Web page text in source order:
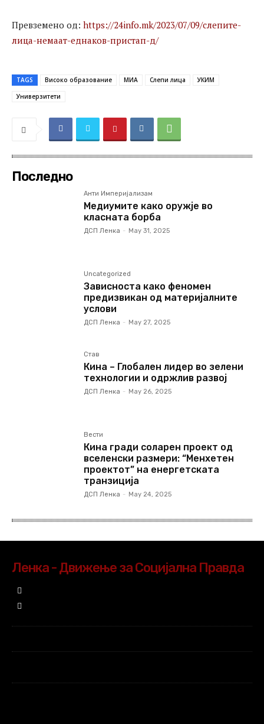
Превземено од: https://24info.mk/2023/07/09/слепите-
лица-немаат-еднаков-пристап-д/
TAGS Високо образование МИА Слепи лица
УКИМ
Универзитети
Последно
Анти Империјализам
Медиумите како оружје во
класната борба
ДСП Ленка - May 31, 2025
Uncategorized
Зависноста како феномен
предизвикан од материјалните
услови
ДСП Ленка - May 27, 2025
Став
Кина – Глобален лидер во зелени
технологии и одржлив развој
ДСП Ленка - May 26, 2025
Вести
Кина гради соларен проект од
вселенски размери: “Менхетен
проектот” на енергетската
транзиција
ДСП Ленка - May 24, 2025
Ленка - Движење за Социјална Правда